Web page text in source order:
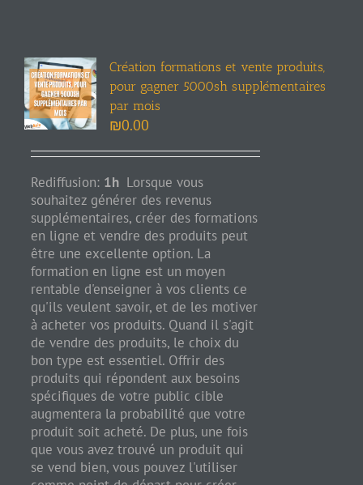
Création formations et vente produits,
pour gagner 5000sh supplémentaires
par mois
₪0.00
Rediffusion: 1h Lorsque vous
souhaitez générer des revenus
supplémentaires, créer des formations
en ligne et vendre des produits peut
être une excellente option. La
formation en ligne est un moyen
rentable d'enseigner à vos clients ce
qu'ils veulent savoir, et de les motiver
à acheter vos produits. Quand il s'agit
de vendre des produits, le choix du
bon type est essentiel. Offrir des
produits qui répondent aux besoins
spécifiques de votre public cible
augmentera la probabilité que votre
produit soit acheté. De plus, une fois
que vous avez trouvé un produit qui
se vend bien, vous pouvez l'utiliser